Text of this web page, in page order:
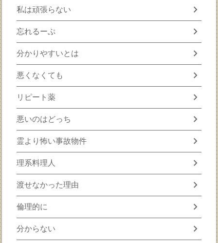
私は頑張らない chevron_right
忘れるーぷ chevron_right
分かりやすいとは chevron_right
悪くなくても chevron_right
リピート薬 chevron_right
悪いのはどっち chevron_right
霊より怖い事故物件 chevron_right
理系料理人 chevron_right
渡せなかった理由 chevron_right
倫理的に chevron_right
分からない chevron_right